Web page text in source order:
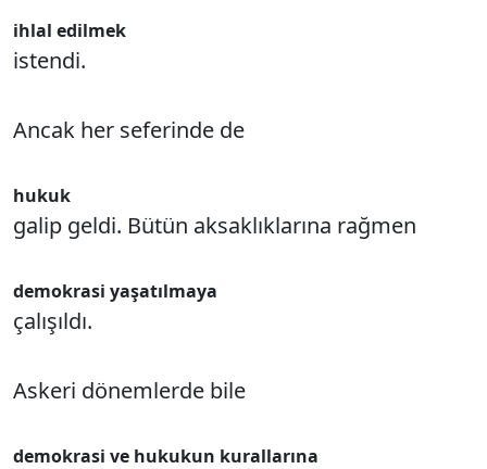
ihlal edilmek
istendi.
Ancak her seferinde de
hukuk
galip geldi. Bütün aksaklıklarına rağmen
demokrasi yaşatılmaya
çalışıldı.
Askeri dönemlerde bile
demokrasi ve hukukun kurallarına